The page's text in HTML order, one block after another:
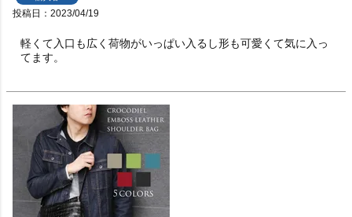
投稿日 2023/04/19
軽くて入口も広く荷物がいっぱい入るし形も可愛くて気に入っ
てます。